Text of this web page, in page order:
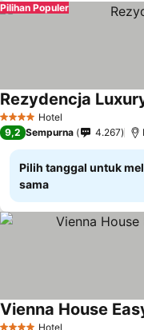
Pilihan Populer
4 BintangHotel
Rezydencja
9,2 Sempurna 4.267
Pilih tanggal untuk
sama
Hotel
Vienna House